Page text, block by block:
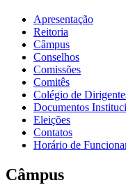
Apresentação
Reitoria
Câmpus
Conselhos
Comissões
Comitês
Colégio de
Documentos
Eleições
Contatos
Horário de
Câmpus